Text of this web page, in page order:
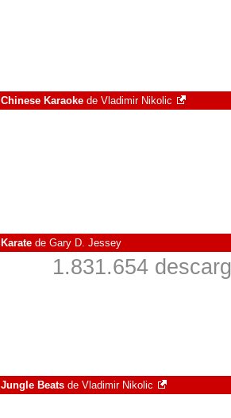
Chinese Karaoke de Vladimir Nikolic
Karate de Gary D. Jessey
1.831.654
Jungle Beats de Vladimir Nikolic